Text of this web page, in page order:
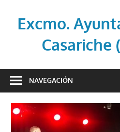
contenidoExcmo.
Casariche
oficial
Ayuntamiento
de
Casariche
NAVEGACIÓN